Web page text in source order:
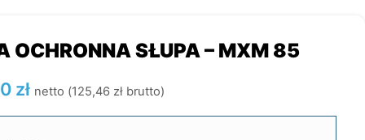
OCHRONNA SŁUPA – MXM 85
zł netto (125,46 zł brutto)